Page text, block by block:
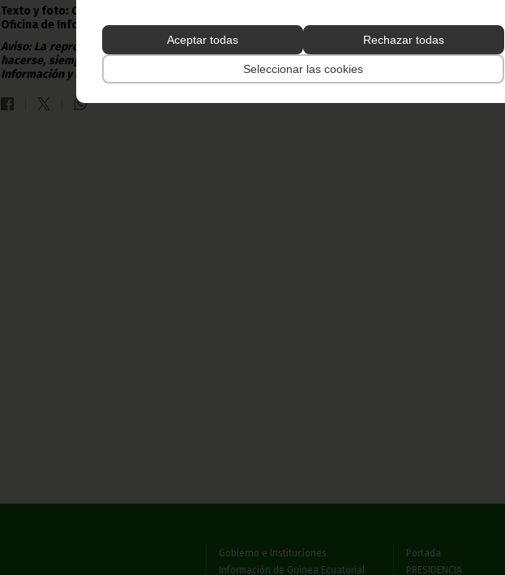
Aceptar todas Rechazar todas
Seleccionar las cookies
Texto y foto: Clemente Ela Ondo Onguene (D. G. Base Internet).
Oficina de Información y Prensa de Guinea Ecuatorial.
Aviso: La reproducción total o parcial de este artículo o de las imágenes que lo acompañen debe
hacerse, siempre y en todo lugar, con la mención de la fuente de origen de la misma (Oficina de
Información y Prensa de Guinea Ecuatorial).
Gobierno e Instituciones
Información de Guinea Ecuatorial
Portada
PRESIDENCIA